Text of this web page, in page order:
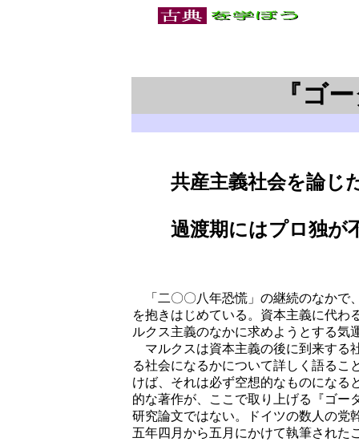
『ゴ
共産主義社会を論じ
過渡期にはプロ独が
「二〇〇八年恐慌」の継続のなかで
を抱きはじめている。資本主義に代わ
ルクス主義のなかに求めようとする気
マルクスは資本主義の後に到来する
る社会になるかについて詳しく語るこ
けば、それは必ず空想的なものになる
的な著作が、ここで取り上げる『ゴー
研究論文ではない。ドイツの数人の党
五年四月から五月にかけて執筆された